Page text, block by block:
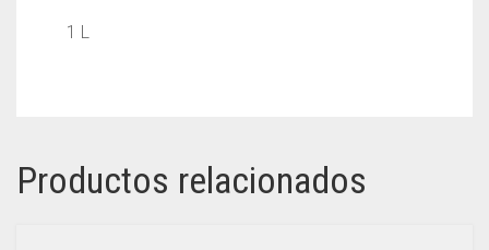
1 L
Productos relacionados